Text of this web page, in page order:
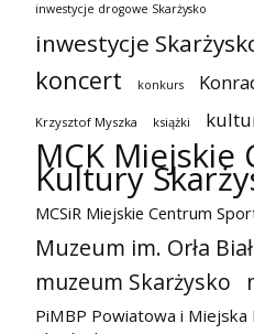
inwestycje drogowe Skarżysko
inwestycje
koncert konkurs
Krzysztof Myszka książki
MCK Miejskie
Kultury
MCSiR Miejskie Centrum
Muzeum im. Orła
muzeum Skarżysko
PiMBP Powiatowa i Miejska